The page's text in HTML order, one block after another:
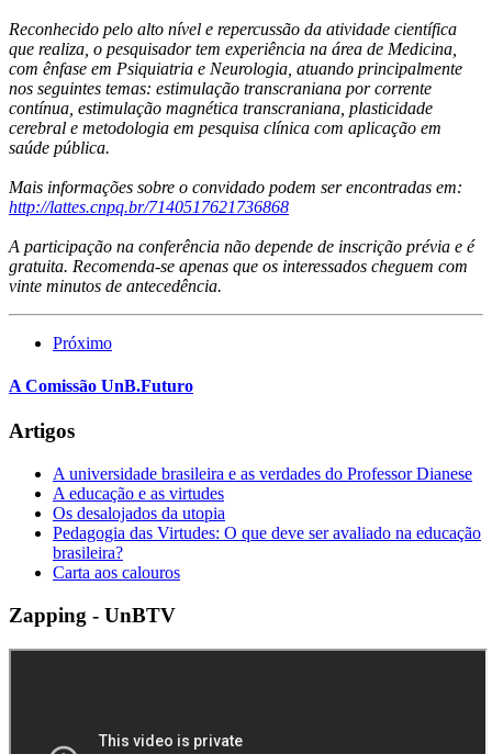
Reconhecido pelo alto nível e repercussão da atividade científica
que realiza, o pesquisador tem experiência na área de Medicina,
com ênfase em Psiquiatria e Neurologia, atuando principalmente
nos seguintes temas: estimulação transcraniana por corrente
contínua, estimulação magnética transcraniana, plasticidade
cerebral e metodologia em pesquisa clínica com aplicação em
saúde pública.
Mais informações sobre o convidado podem ser encontradas em:
http://lattes.cnpq.br/7140517621736868
A participação na conferência não depende de inscrição prévia e é
gratuita. Recomenda-se apenas que os interessados cheguem com
vinte minutos de antecedência.
Próximo
A Comissão UnB.Futuro
Artigos
A universidade brasileira e as verdades do Professor Dianese
A educação e as virtudes
Os desalojados da utopia
Pedagogia das Virtudes: O que deve ser avaliado na educação
brasileira?
Carta aos calouros
Zapping - UnBTV